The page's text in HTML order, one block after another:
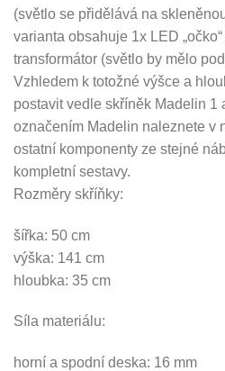
(světlo se přidělává na
varianta obsahuje 1x LED
transformátor (světlo by mělo
Vzhledem k totožné výšce a
postavit vedle skříněk Madelin 1
označením Madelin naleznete v
ostatní komponenty ze stejné
kompletní sestavy.
Rozměry skříňky:
šířka: 50 cm
výška: 141 cm
hloubka: 35 cm
Síla materiálu:
horní a spodní deska: 16 mm